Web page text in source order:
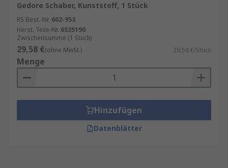
Gedore Schaber, Kunststoff, 1 Stück
RS Best.-Nr. 602-953
Herst. Teile-Nr. 6535190
Zwischensumme (1 Stück)
29,58 €(ohne MwSt.) 29,58 €/Stück
Menge
Hinzufügen
Datenblätter